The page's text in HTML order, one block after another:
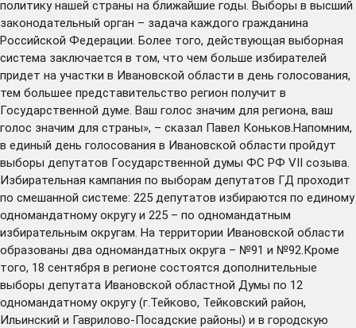
политику нашей страны на ближайшие годы. Выборы в высший
законодательный орган – задача каждого гражданина
Российской Федерации. Более того, действующая выборная
система заключается в том, что чем больше избирателей
придет на участки в Ивановской области в день голосования,
тем большее представительство регион получит в
Государственной думе. Ваш голос значим для региона, ваш
голос значим для страны», – сказал Павел Коньков.Напомним,
в единый день голосования в Ивановской области пройдут
выборы депутатов Государственной думы ФС РФ VII созыва.
Избирательная кампания по выборам депутатов ГД проходит
по смешанной системе: 225 депутатов избираются по единому
одномандатному округу и 225 – по одномандатным
избирательным округам. На территории Ивановской области
образованы два одномандатных округа – №91 и №92.Кроме
того, 18 сентября в регионе состоятся дополнительные
выборы депутата Ивановской областной Думы по 12
одномандатному округу (г.Тейково, Тейковский район,
Ильинский и Гаврилово-Посадские районы) и в городскую